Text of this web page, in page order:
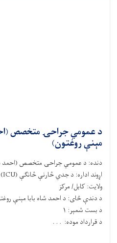
د عمومي جراحۍ متخصص
مېنې روغتون)
دنده: د عمومي جراحۍمتخصص (احمد
اړوند اداره: د جدي څارنې څانګې (ICU)
ولایت: کابل/ مرکز
د دندې ځای: د احمد شاه بابا مېنې
د بست شمېر: ۱
د قرارداد موده: . . .